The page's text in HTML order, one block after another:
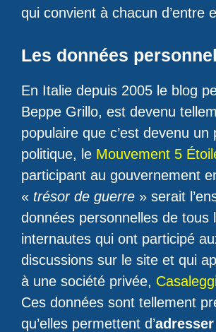
qui convient à chacun d’entre
Les données
En Italie depuis 2005 le blog
Beppe Grillo, est devenu
populaire que c’est devenu un
politique, le Mouvement 5
participant au gouvernement
« trésor de guerre » serait
données personnelles de tous
internautes qui ont participé
discussions sur le site et qui
à une société privée,
Ces données sont tellement
qu’elles permettent d’